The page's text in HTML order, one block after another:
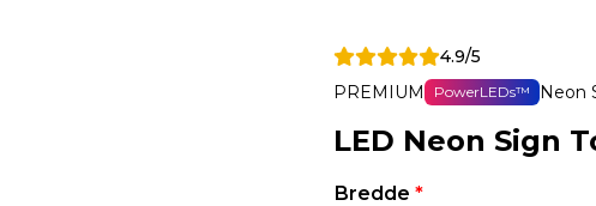
4.9/5
PREMIUM
PowerLEDs™ Neon
LED Neon Sign
Bredde *